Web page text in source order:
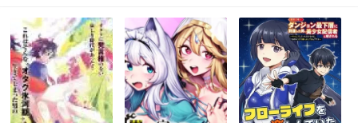
第86話
2年前
第85話
2年前
第84話
2年前
第83話
2年前
第82話 第81話